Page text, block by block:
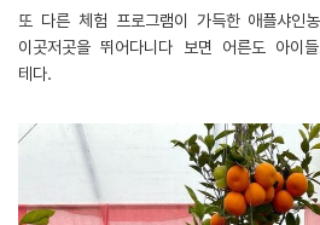
또 다른 체험 프로그램이 가득한 애플샤인
이곳저곳을 뛰어다니다 보면 어른도 아이
테다.